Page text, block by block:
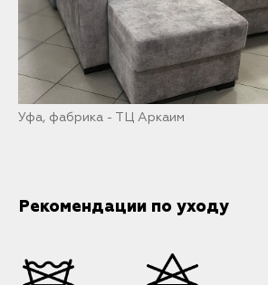
Уфа, фабрика - ТЦ Аркаим
Рекомендации по уходу